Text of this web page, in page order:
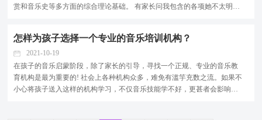
赏和音乐史等多方面的综合理论基础。 有家长问我包含的各项她不太明
(表情、情绪、音乐...
怎样为孩子选择一个专业的音乐培训机构？
2021-10-19
在孩子的音乐启蒙阶段，除了家长的引导，寻找一个正规、专业的音乐教
育机构是最为重要的! 社会上各种机构众多，难免有滥竽充数之流。如果不
小心将孩子送入这样的机构学习，不仅音乐技能学不好，更甚者会影响到